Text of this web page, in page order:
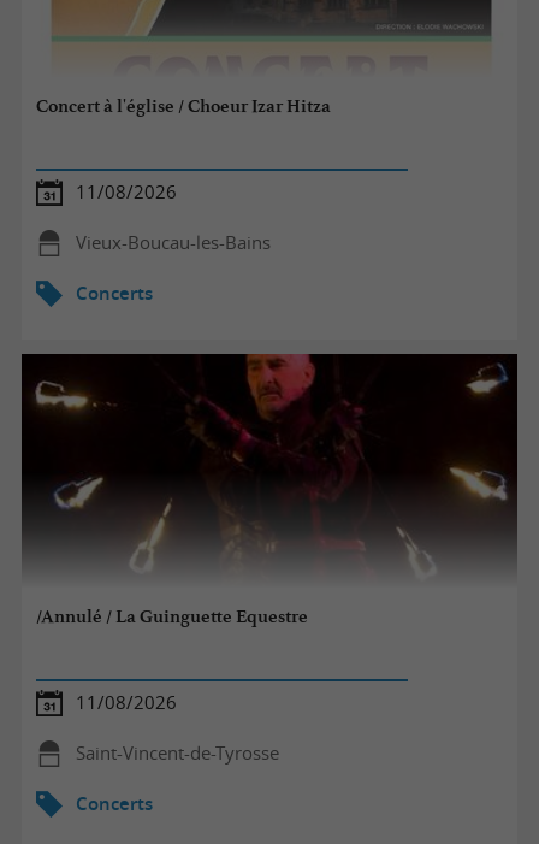
Concert à l'église / Choeur Izar Hitza
11/08/2026
Vieux-Boucau-les-Bains
Concerts
/Annulé / La Guinguette Equestre
11/08/2026
Saint-Vincent-de-Tyrosse
Concerts